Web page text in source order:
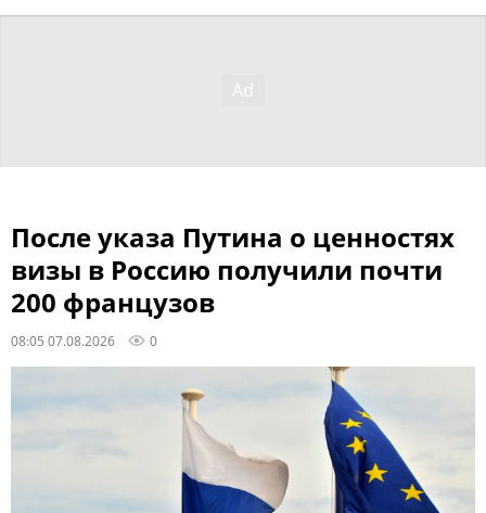
После указа Путина о ценностях
визы в Россию получили почти
200 французов
08:05 07.08.2026 0